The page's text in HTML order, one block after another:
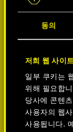
동의
저희 웹 사이
일부 쿠키는
위해 필요합
당사에 콘텐
사용자의 웹
사용됩니다.